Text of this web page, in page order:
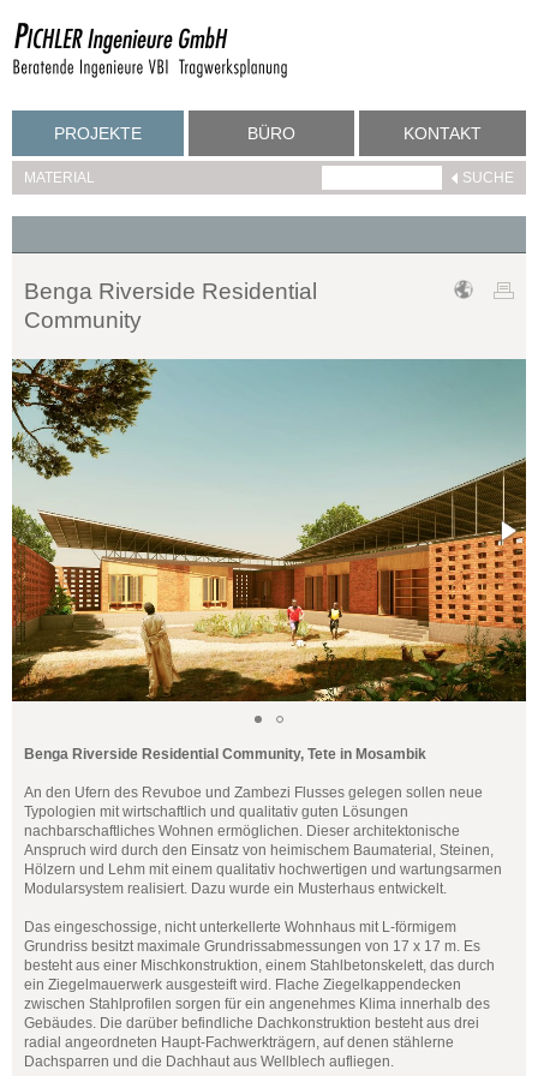
PROJEKTE BÜRO KONTAKT
MATERIAL
Benga Riverside Residential
Community
Benga Riverside Residential Community, Tete in Mosambik
An den Ufern des Revuboe und Zambezi Flusses gelegen sollen neue
Typologien mit wirtschaftlich und qualitativ guten Lösungen
nachbarschaftliches Wohnen ermöglichen. Dieser architektonische
Anspruch wird durch den Einsatz von heimischem Baumaterial, Steinen,
Hölzern und Lehm mit einem qualitativ hochwertigen und wartungsarmen
Modularsystem realisiert. Dazu wurde ein Musterhaus entwickelt.
Das eingeschossige, nicht unterkellerte Wohnhaus mit L-förmigem
Grundriss besitzt maximale Grundrissabmessungen von 17 x 17 m. Es
besteht aus einer Mischkonstruktion, einem Stahlbetonskelett, das durch
ein Ziegelmauerwerk ausgesteift wird. Flache Ziegelkappendecken
zwischen Stahlprofilen sorgen für ein angenehmes Klima innerhalb des
Gebäudes. Die darüber befindliche Dachkonstruktion besteht aus drei
radial angeordneten Haupt-Fachwerkträgern, auf denen stählerne
Dachsparren und die Dachhaut aus Wellblech aufliegen.